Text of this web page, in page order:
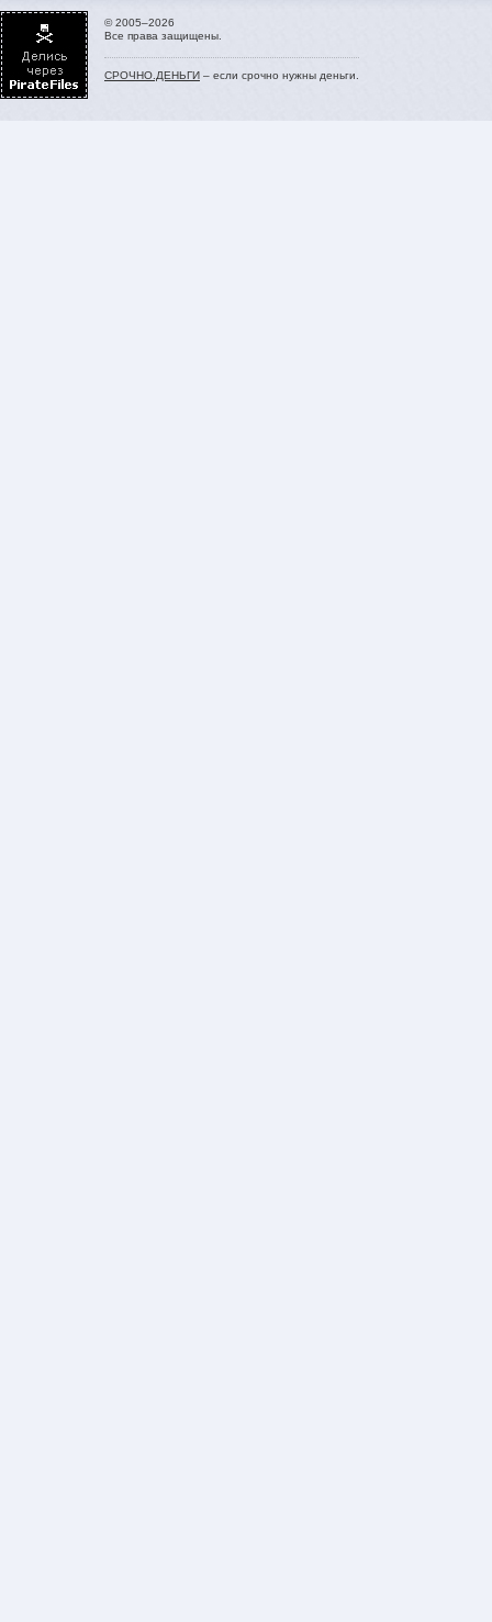
© 2005–2026
Все права защищены.
СРОЧНО.ДЕНЬГИ – если срочно нужны деньги.